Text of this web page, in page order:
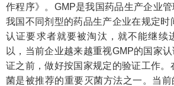
作程序》。GMP是我国药品生产企业
我国不同剂型的药品生产企业在规定时
认证要求者就要被淘汰，就不能继续
以，当前企业越来越重视GMP的国家
证之前，做好按国家规定的验证工作。
菌是被推荐的重要灭菌方法之一。当